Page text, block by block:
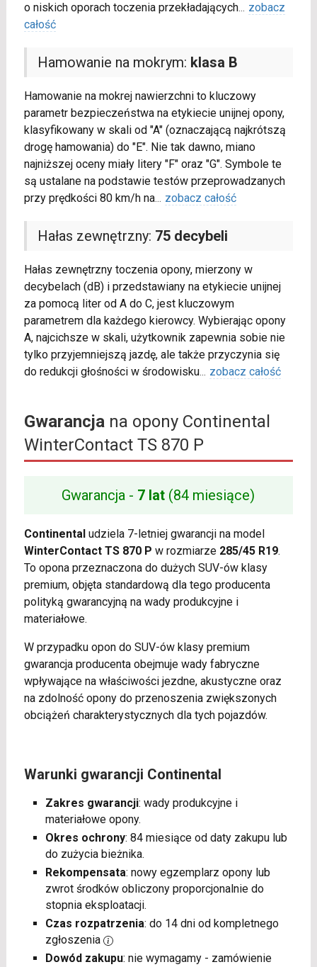
o niskich oporach toczenia przekładających... zobacz
całość
Hamowanie na mokrym: klasa B
Hamowanie na mokrej nawierzchni to kluczowy
parametr bezpieczeństwa na etykiecie unijnej opony,
klasyfikowany w skali od "A" (oznaczającą najkrótszą
drogę hamowania) do "E". Nie tak dawno, miano
najniższej oceny miały litery "F" oraz "G". Symbole te
są ustalane na podstawie testów przeprowadzanych
przy prędkości 80 km/h na... zobacz całość
Hałas zewnętrzny: 75 decybeli
Hałas zewnętrzny toczenia opony, mierzony w
decybelach (dB) i przedstawiany na etykiecie unijnej
za pomocą liter od A do C, jest kluczowym
parametrem dla każdego kierowcy. Wybierając opony
A, najcichsze w skali, użytkownik zapewnia sobie nie
tylko przyjemniejszą jazdę, ale także przyczynia się
do redukcji głośności w środowisku... zobacz całość
Gwarancjana opony Continental
WinterContact TS 870 P
Gwarancja - 7 lat (84 miesiące)
Continentaludziela 7-letniej gwarancji na model
WinterContact TS 870 P w rozmiarze 285/45 R19.
To opona przeznaczona do dużych SUV-ów klasy
premium, objęta standardową dla tego producenta
polityką gwarancyjną na wady produkcyjne i
materiałowe.
W przypadku opon do SUV-ów klasy premium
gwarancja producenta obejmuje wady fabryczne
wpływające na właściwości jezdne, akustyczne oraz
na zdolność opony do przenoszenia zwiększonych
obciążeń charakterystycznych dla tych pojazdów.
Warunki gwarancji Continental
Zakres gwarancji: wady produkcyjne i
materiałowe opony.
Okres ochrony: 84 miesiące od daty zakupu lub
do zużycia bieżnika.
Rekompensata: nowy egzemplarz opony lub
zwrot środków obliczony proporcjonalnie do
stopnia eksploatacji.
Czas rozpatrzenia: do 14 dni od kompletnego
zgłoszenia
Dowód zakupu: nie wymagamy - zamówienie